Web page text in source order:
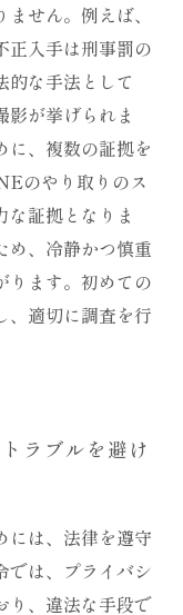
せん。例えば、
正入手は刑事罰の
的な手法として
影が挙げられま
に、複数の証拠を
のやり取りのス
な証拠となりま
め、冷静かつ慎重
ります。初めての
、適切に調査を行
ラブルを避け
には、法律を遵守
では、プライバシ
り、違法な手段で